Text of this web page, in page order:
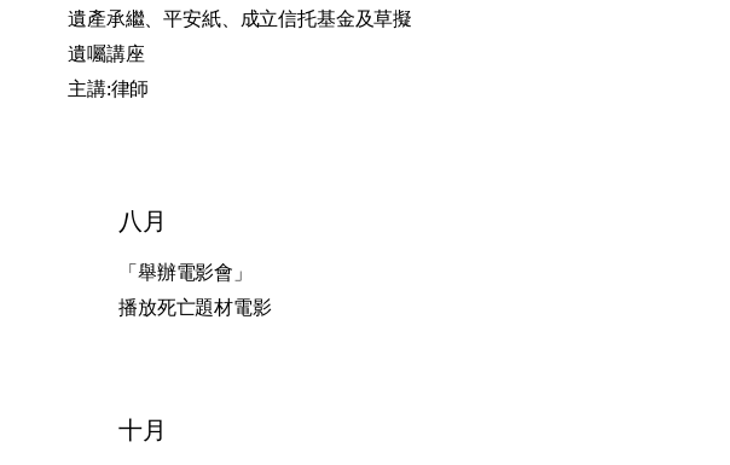
遺產承繼、平安紙、成立信托基金及草擬
遺囑講座
主講:律師
八月
「舉辦電影會」
播放死亡題材電影
​十月